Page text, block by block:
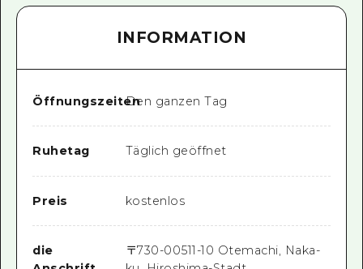
INFORMATION
ÖffnungszeitenDen ganzen Tag
Ruhetag Täglich geöffnet
Preis kostenlos
die
〒730-00511-10 Otemachi, Naka-